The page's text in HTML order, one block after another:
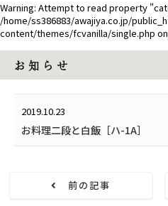
Warning: Attempt to read property
/home/ss386883/awajiya.co.jp/
content/themes/fcvanilla/single.php
お 知 ら せ
2019.10.23
お料理二段と白飯［ハ-1A］
前の記事